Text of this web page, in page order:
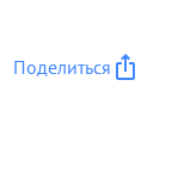
Поделиться